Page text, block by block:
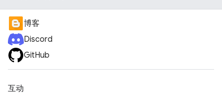
博客
Discord
GitHub
互动